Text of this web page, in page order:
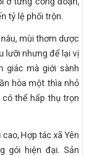
tỷ lệ phối trộn.
mùi thơm dược
lưỡi nhưng để lại vị
giác mà giới sành
hòa một thìa nhỏ
thể hấp thụ trọn
Hợp tác xã Yên
gói hiện đại. Sản